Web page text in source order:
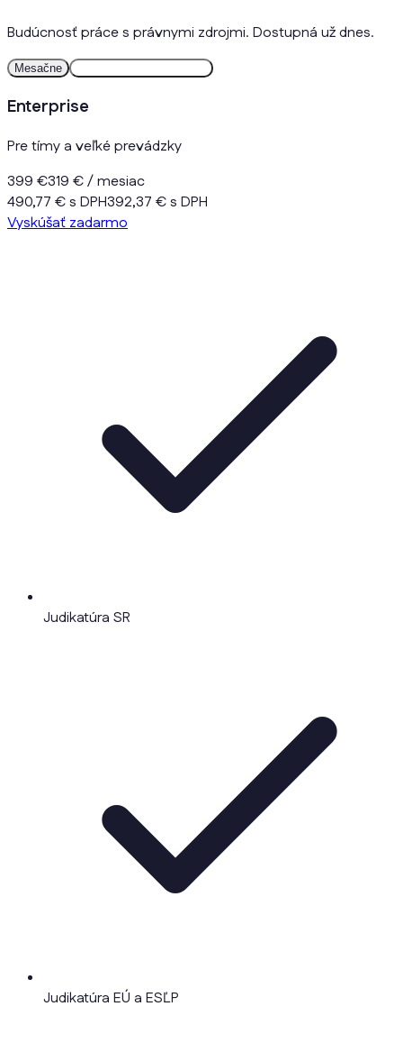
Budúcnosť práce s právnymi zdrojmi. Dostupná už dnes.
Mesačne
Enterprise
Pre tímy a veľké prevádzky
399 €319 €/ mesiac
490,77 € s DPH392,37 € s DPH
Vyskúšať zadarmo
Judikatúra SR
Judikatúra EÚ a ESĽP